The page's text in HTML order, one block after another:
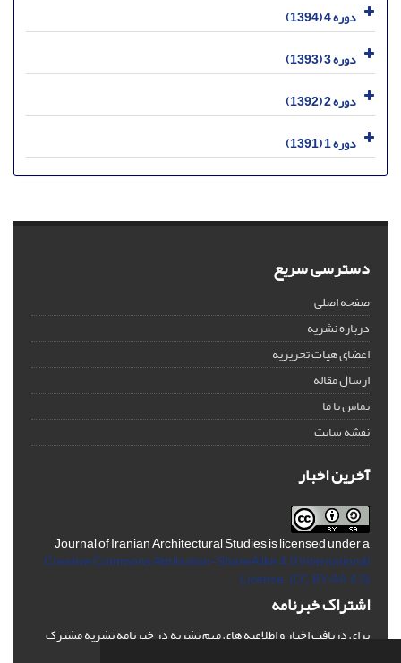
دوره 4 (1394)
دوره 3 (1393)
دوره 2 (1392)
دوره 1 (1391)
دسترسی سریع
صفحه اصلی
درباره نشریه
اعضای هیات تحریریه
ارسال مقاله
تماس با ما
نقشه سایت
آخرین اخبار
Journal of Iranian Architectural Studies is licensed under a
Creative Commons Attribution-ShareAlike 4.0 International
License. (CC BY-AA 4.0)
اشتراک خبرنامه
برای دریافت اخبار و اطلاعیه های مهم نشریه در خبرنامه نشریه مشترک